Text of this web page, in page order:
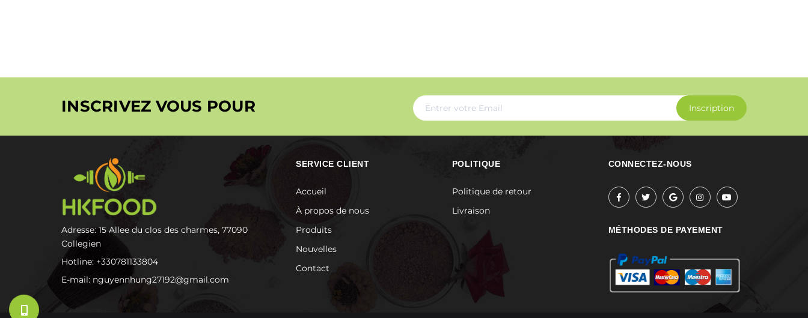
INSCRIVEZ VOUS POUR Inscription
Adresse: 15 Allee du clos des charmes, 77090
Collegien
Hotline: +330781133804
E-mail: nguyennhung27192@gmail.com
SERVICE CLIENT
Accueil
À propos de nous
Produits
Nouvelles
Contact
POLITIQUE
Politique de retour
Livraison
CONNECTEZ-NOUS
MÉTHODES DE PAYEMENT